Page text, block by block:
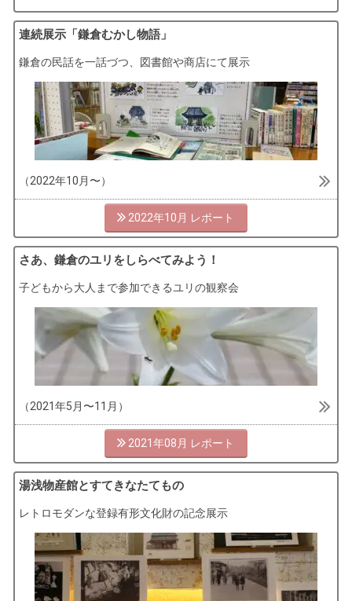
連続展示「鎌倉むかし物語」
鎌倉の民話を一話づつ、図書館や商店にて展示
（2022年10月〜）
2022年10月
さあ、鎌倉のユリをしらべてみよう！
子どもから大人まで参加できるユリの観察会
（2021年5月〜11月）
2021年08月
湯浅物産館とすてきなたてもの
レトロモダンな登録有形文化財の記念展示